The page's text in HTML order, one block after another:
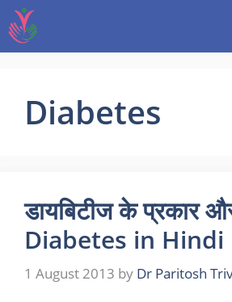
Diabetes
डायबिटीज के प्रकार
Diabetes in Hindi
1 August 2013 by Dr Paritosh